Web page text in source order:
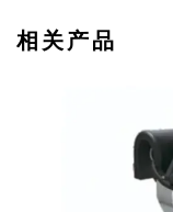
相关产品